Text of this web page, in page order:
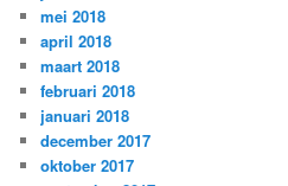
mei 2018
april 2018
maart 2018
februari 2018
januari 2018
december 2017
oktober 2017